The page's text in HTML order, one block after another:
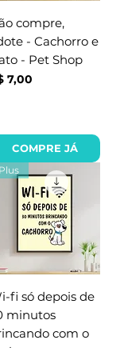
compre,
- Cachorro e
- Pet Shop
7,00
COMPRE JÁ
Plus
fi só depois de
minutos
com o